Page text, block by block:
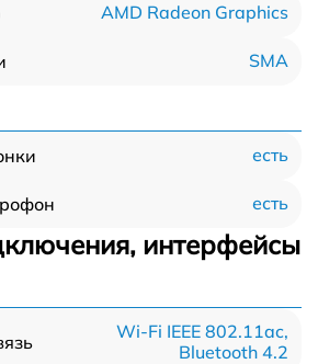
AMD Radeon Graphics
SMA
есть
есть
интерфейсы
Wi-Fi IEEE 802.11ac,
Bluetooth 4.2